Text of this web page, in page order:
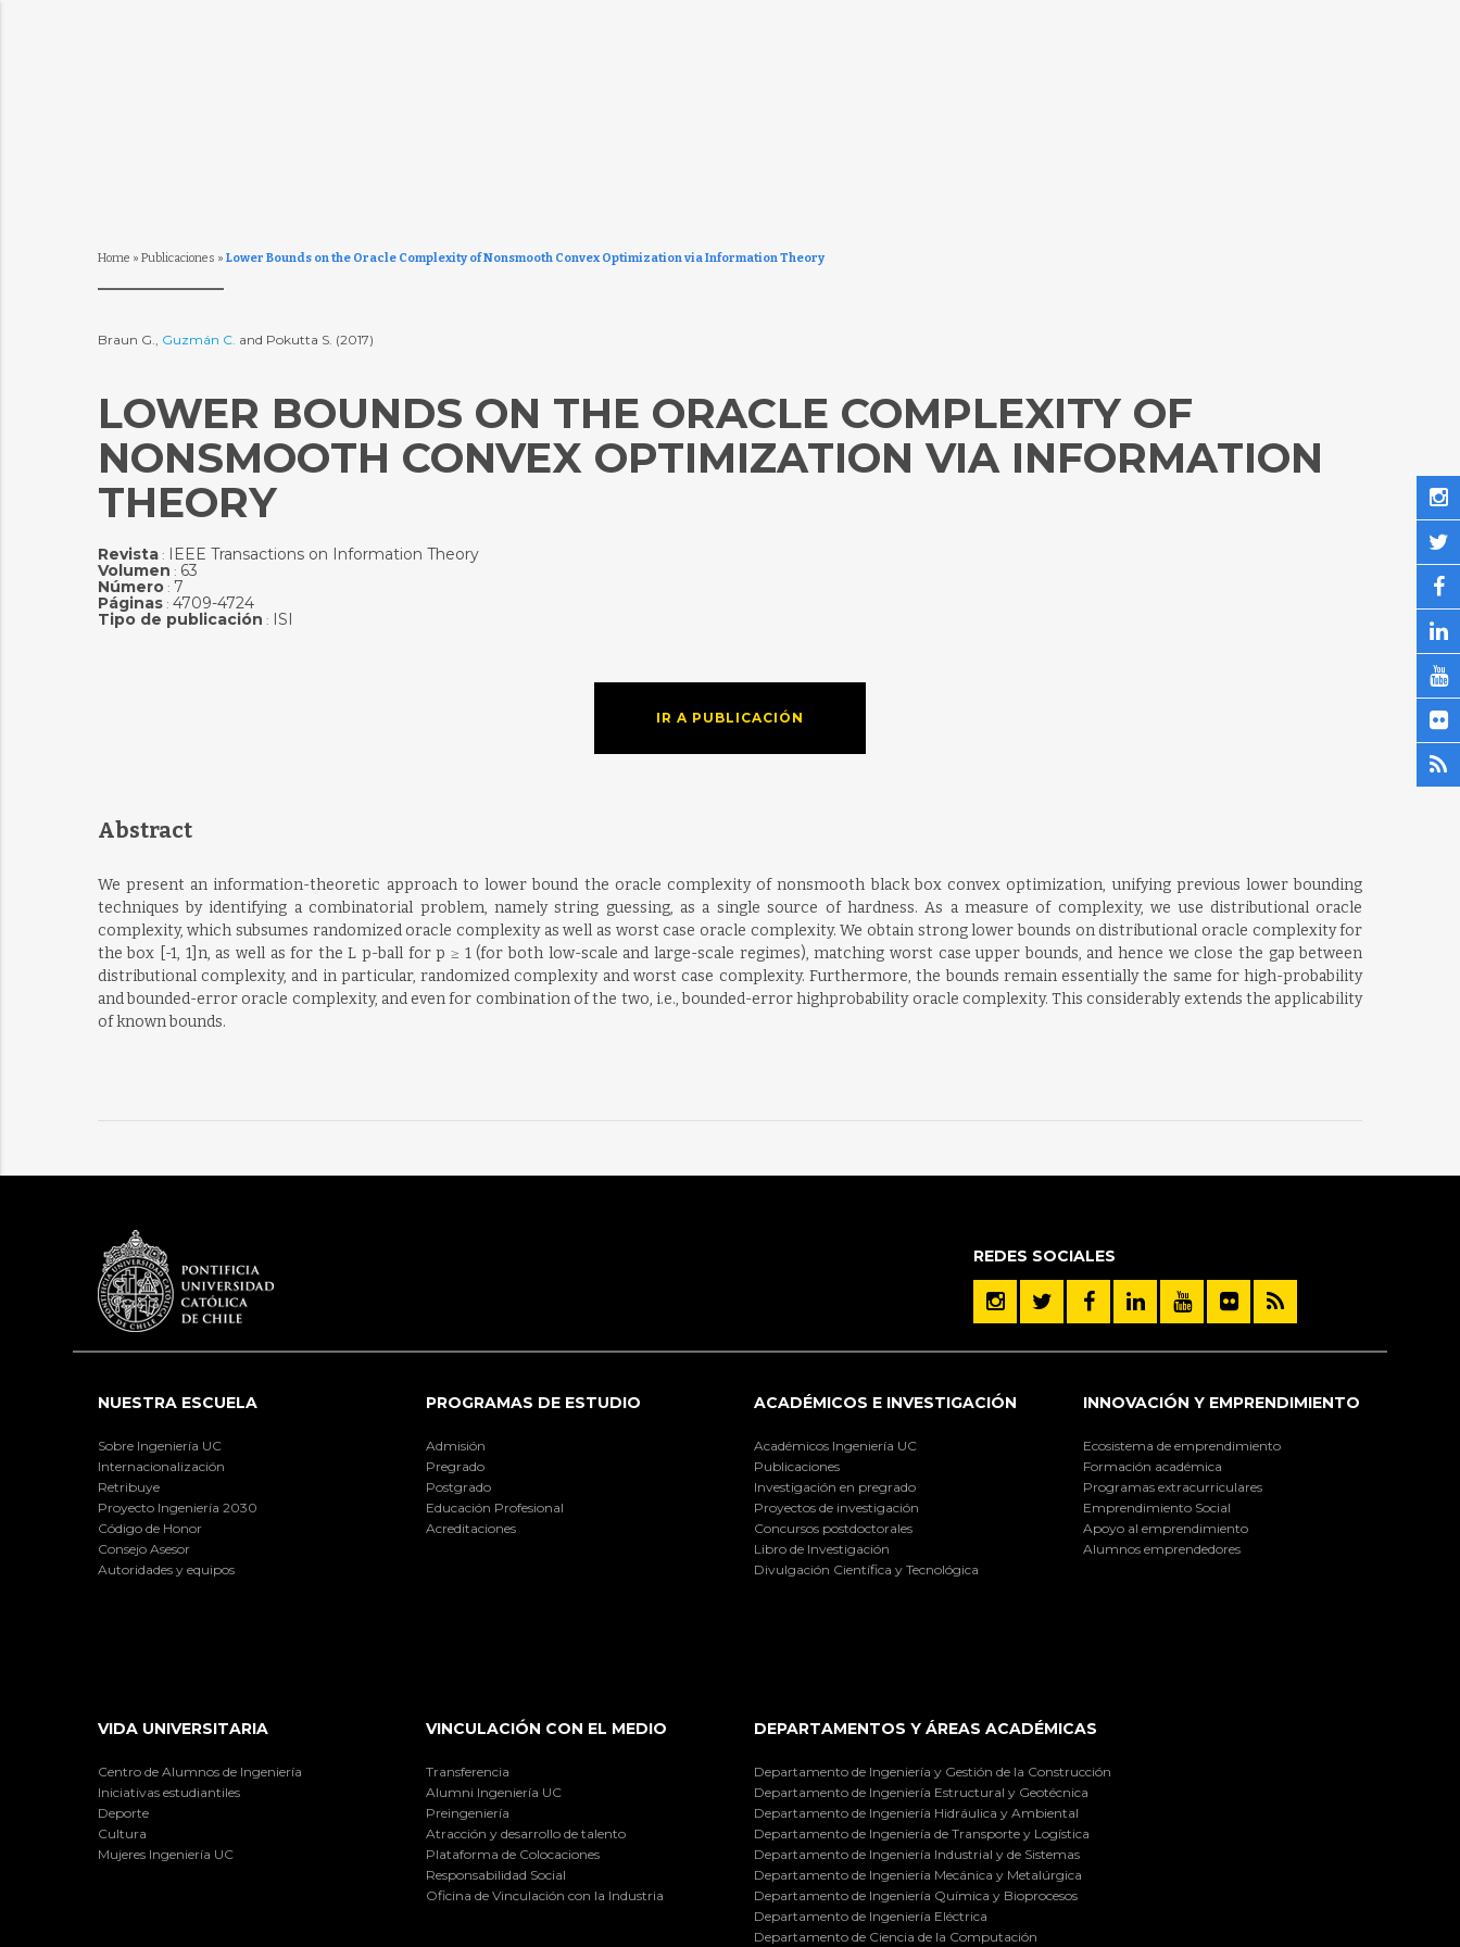
Home » Publicaciones » Lower Bounds on the Oracle Complexity of Nonsmooth Convex Optimization via Information Theory
Braun G., Guzmán C. and Pokutta S. (2017)
LOWER BOUNDS ON THE ORACLE COMPLEXITY OF
NONSMOOTH CONVEX OPTIMIZATION VIA INFORMATION
THEORY
Revista: IEEE Transactions on Information Theory
Volumen : 63
Número: 7
Páginas: 4709-4724
Tipo de publicación : ISI
IR A PUBLICACIÓN
Abstract
We present an information-theoretic approach to lower bound the oracle complexity of nonsmooth black box convex optimization, unifying previous lower bounding
techniques by identifying a combinatorial problem, namely string guessing, as a single source of hardness. As a measure of complexity, we use distributional oracle
complexity, which subsumes randomized oracle complexity as well as worst case oracle complexity. We obtain strong lower bounds on distributional oracle complexity for
the box [-1, 1]n, as well as for the L p-ball for p ≥ 1 (for both low-scale and large-scale regimes), matching worst case upper bounds, and hence we close the gap between
distributional complexity, and in particular, randomized complexity and worst case complexity. Furthermore, the bounds remain essentially the same for high-probability
and bounded-error oracle complexity, and even for combination of the two, i.e., bounded-error highprobability oracle complexity. This considerably extends the applicability
of known bounds.
REDES SOCIALES
NUESTRA ESCUELA
Sobre Ingeniería UC
Internacionalización
Retribuye
Proyecto Ingeniería 2030
Código de Honor
Consejo Asesor
Autoridades y equipos
PROGRAMAS DE ESTUDIO
Admisión
Pregrado
Postgrado
Educación Profesional
Acreditaciones
ACADÉMICOS E INVESTIGACIÓN
Académicos Ingeniería UC
Publicaciones
Investigación en pregrado
Proyectos de investigación
Concursos postdoctorales
Libro de Investigación
Divulgación Científica y Tecnológica
INNOVACIÓN Y EMPRENDIMIENTO
Ecosistema de emprendimiento
Formación académica
Programas extracurriculares
Emprendimiento Social
Apoyo al emprendimiento
Alumnos emprendedores
VIDA UNIVERSITARIA
Centro de Alumnos de Ingeniería
Iniciativas estudiantiles
Deporte
Cultura
Mujeres Ingeniería UC
VINCULACIÓN CON EL MEDIO
Transferencia
Alumni Ingeniería UC
Preingeniería
Atracción y desarrollo de talento
Plataforma de Colocaciones
Responsabilidad Social
Oficina de Vinculación con la Industria
DEPARTAMENTOS Y ÁREAS ACADÉMICAS
Departamento de Ingeniería y Gestión de la Construcción
Departamento de Ingeniería Estructural y Geotécnica
Departamento de Ingeniería Hidráulica y Ambiental
Departamento de Ingeniería de Transporte y Logística
Departamento de Ingeniería Industrial y de Sistemas
Departamento de Ingeniería Mecánica y Metalúrgica
Departamento de Ingeniería Química y Bioprocesos
Departamento de Ingeniería Eléctrica
Departamento de Ciencia de la Computación